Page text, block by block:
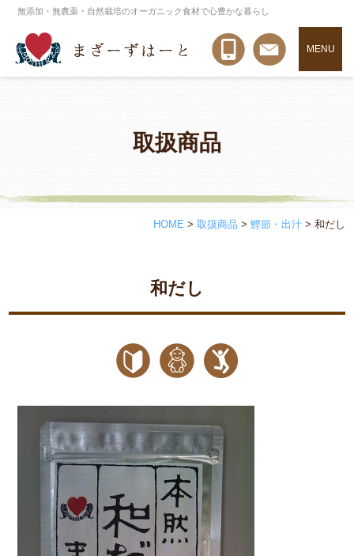
無添加・無農薬・自然栽培のオーガニック食材で心豊かな暮らし
MENU
取扱商品
HOME > 取扱商品 > 鰹節・出汁> 和だし
和だし